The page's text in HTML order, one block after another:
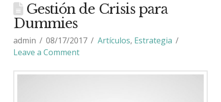
Gestión de Crisis para
Dummies
admin 08/17/2017 Artículos, Estrategia
Leave a Comment